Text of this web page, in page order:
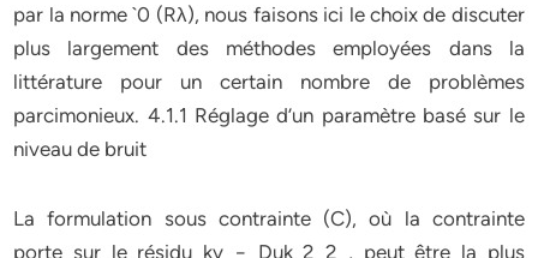
par la norme `0 (Rλ), nous faisons ici le choix de discuter
plus largement des méthodes employées dans la
littérature pour un certain nombre de problèmes
parcimonieux. 4.1.1 Réglage d’un paramètre basé sur le
niveau de bruit
La formulation sous contrainte (C), où la contrainte
porte sur le résidu ky − Duk 2 2 , peut être la plus